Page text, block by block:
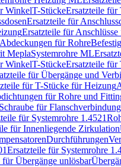
WinkelT-StückeErsatzteile für
Ersatzteile für
Ersatzteile für
Abdeckungen für Rohre
MeplaSystemrohre ML
WinkelT-StückeErsatzteile für
für Übergänge und
für T-Stücke für Heizung
für Rohre und
für
für Systemrohre 1.4521
für Innenliegende Zirkulation
Durchführungen
Ersatzteile für Systemrohre
für Übergänge unlösbar